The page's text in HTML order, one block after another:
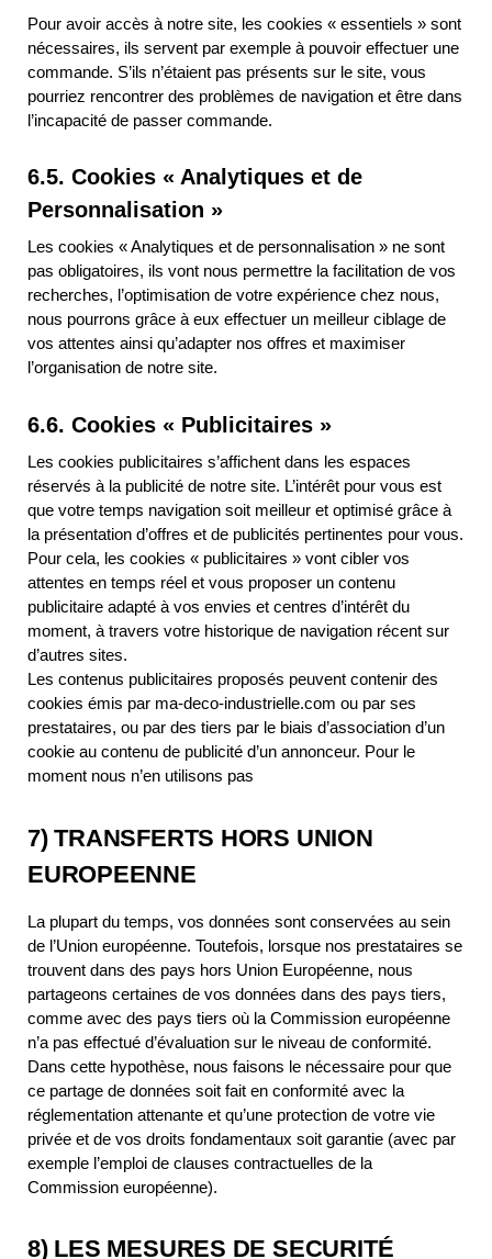
Pour avoir accès à notre site, les cookies « essentiels » sont
nécessaires, ils servent par exemple à pouvoir effectuer une
commande. S’ils n’étaient pas présents sur le site, vous
pourriez rencontrer des problèmes de navigation et être dans
l’incapacité de passer commande.
6.5. Cookies « Analytiques et de
Personnalisation »
Les cookies « Analytiques et de personnalisation » ne sont
pas obligatoires, ils vont nous permettre la facilitation de vos
recherches, l’optimisation de votre expérience chez nous,
nous pourrons grâce à eux effectuer un meilleur ciblage de
vos attentes ainsi qu’adapter nos offres et maximiser
l’organisation de notre site.
6.6. Cookies « Publicitaires »
Les cookies publicitaires s’affichent dans les espaces
réservés à la publicité de notre site. L’intérêt pour vous est
que votre temps navigation soit meilleur et optimisé grâce à
la présentation d’offres et de publicités pertinentes pour vous.
Pour cela, les cookies « publicitaires » vont cibler vos
attentes en temps réel et vous proposer un contenu
publicitaire adapté à vos envies et centres d’intérêt du
moment, à travers votre historique de navigation récent sur
d’autres sites.
Les contenus publicitaires proposés peuvent contenir des
cookies émis par ma-deco-industrielle.com ou par ses
prestataires, ou par des tiers par le biais d’association d’un
cookie au contenu de publicité d’un annonceur. Pour le
moment nous n’en utilisons pas
7) TRANSFERTS HORS UNION
EUROPEENNE
La plupart du temps, vos données sont conservées au sein
de l’Union européenne. Toutefois, lorsque nos prestataires se
trouvent dans des pays hors Union Européenne, nous
partageons certaines de vos données dans des pays tiers,
comme avec des pays tiers où la Commission européenne
n’a pas effectué d’évaluation sur le niveau de conformité.
Dans cette hypothèse, nous faisons le nécessaire pour que
ce partage de données soit fait en conformité avec la
réglementation attenante et qu’une protection de votre vie
privée et de vos droits fondamentaux soit garantie (avec par
exemple l’emploi de clauses contractuelles de la
Commission européenne).
8) LES MESURES DE SECURITÉ